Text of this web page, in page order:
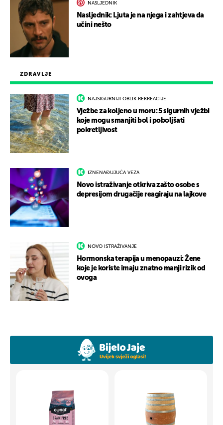
ZDRAVLJE
NAJSIGURNIJI OBLIK REKREACIJE
Vježbe za koljeno u moru: 5 sigurnih vježbi
koje mogu smanjiti bol i poboljšati
pokretljivost
IZNENAĐUJUĆA VEZA
Novo istraživanje otkriva zašto osobe s
depresijom drugačije reagiraju na lajkove
NOVO ISTRAŽIVANJE
Hormonska terapija u menopauzi: Žene
koje je koriste imaju znatno manji rizik od
ovoga
NASLJEDNIK
Nasljednik: Ljuta je na njega i zahtjeva da
učini nešto